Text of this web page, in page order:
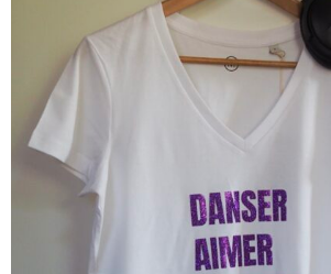
T-Shirt Col Danseuse FRANCOISE &